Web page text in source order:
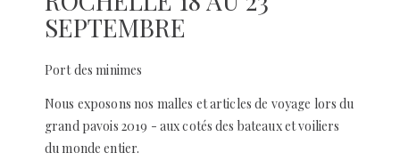
SEPTEMBRE
Port des minimes
Nous exposons nos malles et articles de voyage lors du
grand pavois 2019 - aux cotés des bateaux et voiliers
du monde entier.